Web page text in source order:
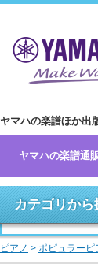
ヤマハの楽譜ほか出
ヤマハの楽譜通
カテゴリから
ピアノ > ポピュラーピ